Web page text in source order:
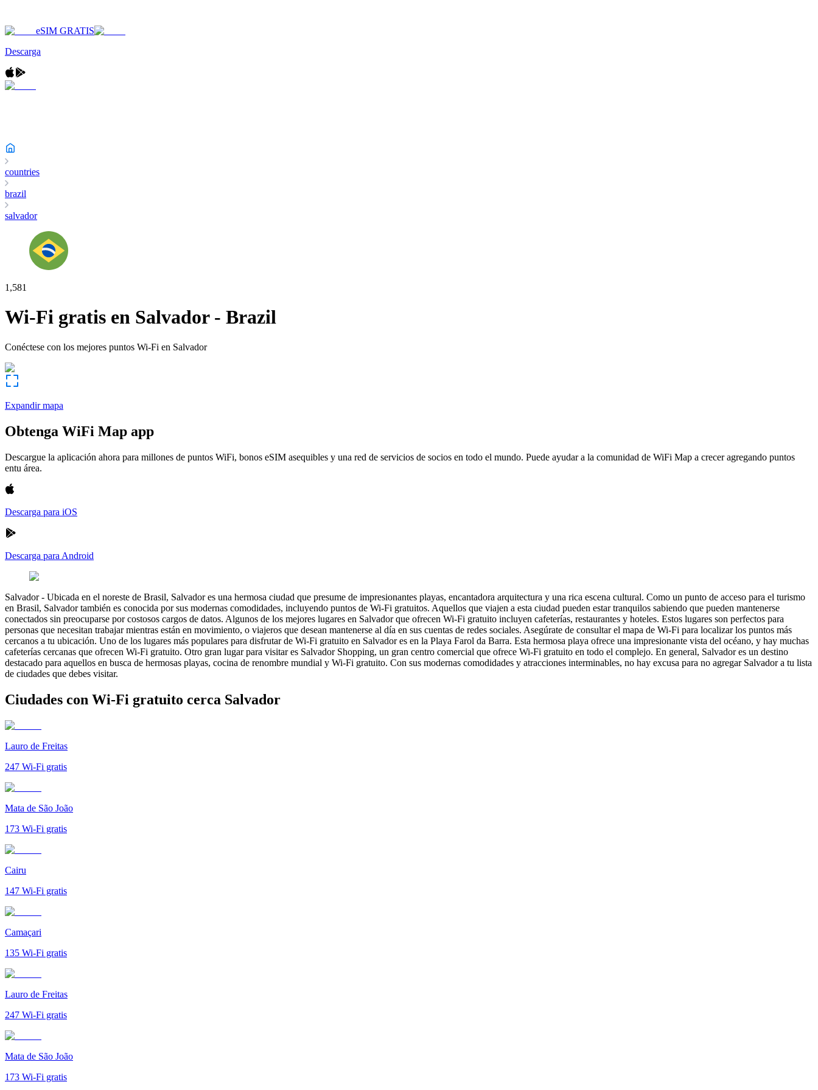
eSIM GRATIS
Descarga
countries
brazil
salvador
1,581
Wi-Fi gratis en Salvador- Brazil
Conéctese con los mejores puntos Wi-Fi en Salvador
Expandir mapa
Obtenga WiFi Map app
Descargue la aplicación ahora para millones de puntos WiFi, bonos eSIM asequibles y una red de servicios de socios en todo el mundo. Puede ayudar a la comunidad de WiFi Map a crecer agregando puntos
entu área.
Descarga para iOS
Descarga para Android
Salvador- Ubicada en el noreste de Brasil, Salvador es una hermosa ciudad que presume de impresionantes playas, encantadora arquitectura y una rica escena cultural. Como un punto de acceso para el turismo
en Brasil, Salvador también es conocida por sus modernas comodidades, incluyendo puntos de Wi-Fi gratuitos. Aquellos que viajen a esta ciudad pueden estar tranquilos sabiendo que pueden mantenerse
conectados sin preocuparse por costosos cargos de datos. Algunos de los mejores lugares en Salvador que ofrecen Wi-Fi gratuito incluyen cafeterías, restaurantes y hoteles. Estos lugares son perfectos para
personas que necesitan trabajar mientras están en movimiento, o viajeros que desean mantenerse al día en sus cuentas de redes sociales. Asegúrate de consultar el mapa de Wi-Fi para localizar los puntos más
cercanos a tu ubicación. Uno de los lugares más populares para disfrutar de Wi-Fi gratuito en Salvador es en la Playa Farol da Barra. Esta hermosa playa ofrece una impresionante vista del océano, y hay muchas
cafeterías cercanas que ofrecen Wi-Fi gratuito. Otro gran lugar para visitar es Salvador Shopping, un gran centro comercial que ofrece Wi-Fi gratuito en todo el complejo. En general, Salvador es un destino
destacado para aquellos en busca de hermosas playas, cocina de renombre mundial y Wi-Fi gratuito. Con sus modernas comodidades y atracciones interminables, no hay excusa para no agregar Salvador a tu lista
de ciudades que debes visitar.
Ciudades con Wi-Fi gratuito cerca Salvador
Lauro de Freitas
247 Wi-Fi gratis
Mata de São João
173 Wi-Fi gratis
Cairu
147 Wi-Fi gratis
Camaçari
135 Wi-Fi gratis
Lauro de Freitas
247 Wi-Fi gratis
Mata de São João
173 Wi-Fi gratis